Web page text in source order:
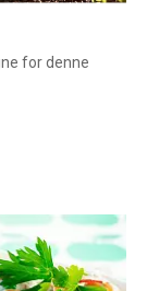
for denne